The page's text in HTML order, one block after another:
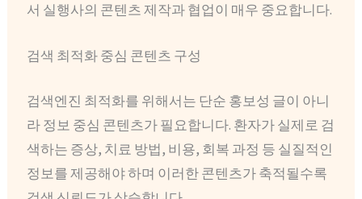
서 실행사의 콘텐츠 제작과 협업이 매우 중요합니다.
검색 최적화 중심 콘텐츠 구성
검색엔진 최적화를 위해서는 단순 홍보성 글이 아니
라 정보 중심 콘텐츠가 필요합니다. 환자가 실제로 검
색하는 증상, 치료 방법, 비용, 회복 과정 등 실질적인
정보를 제공해야 하며 이러한 콘텐츠가 축적될수록